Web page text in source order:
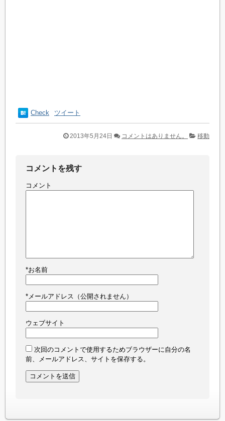
Check ツイート
2013年5月24日 コメントはありません。 移動
コメントを残す
コメント
*お名前
* メールアドレス（公開されません）
ウェブサイト
次回のコメントで使用するためブラウザーに自分の名
前、メールアドレス、サイトを保存する。